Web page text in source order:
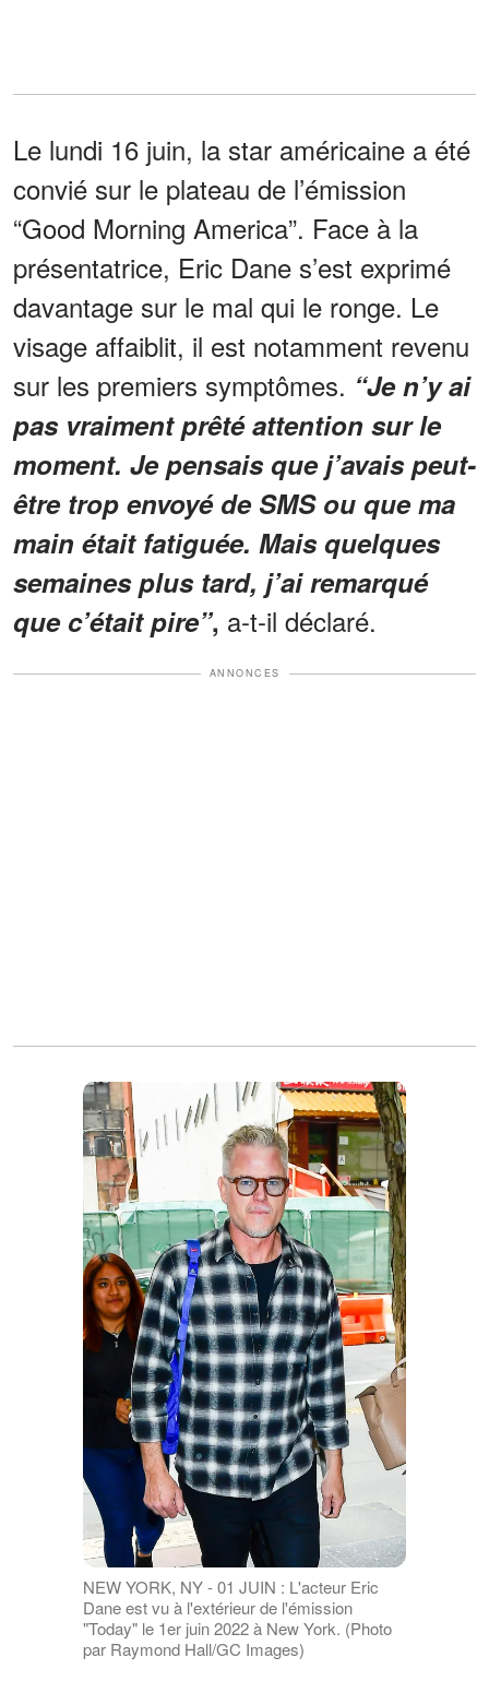
Le lundi 16 juin, la star américaine a été
convié sur le plateau de l’émission
“Good Morning America”. Face à la
présentatrice, Eric Dane s’est exprimé
davantage sur le mal qui le ronge. Le
visage affaiblit, il est notamment revenu
sur les premiers symptômes. “Je n’y ai
pas vraiment prêté attention sur le
moment. Je pensais que j’avais peut-
être trop envoyé de SMS ou que ma
main était fatiguée. Mais quelques
semaines plus tard, j’ai remarqué
que c’était pire”, a-t-il déclaré.
ANNONCES
NEW YORK, NY - 01 JUIN : L'acteur Eric
Dane est vu à l'extérieur de l'émission
"Today" le 1er juin 2022 à New York. (Photo
par Raymond Hall/GC Images)